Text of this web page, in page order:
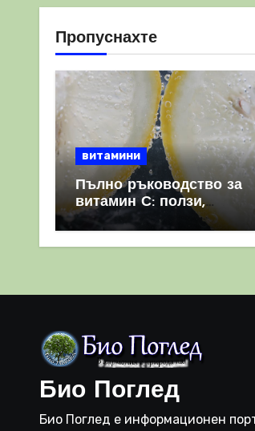
Пропуснахте
витамини
Пълно ръководство за
витамин С: ползи,
източници и защо е
важен за имунната
Био Поглед
Био Поглед е информационен